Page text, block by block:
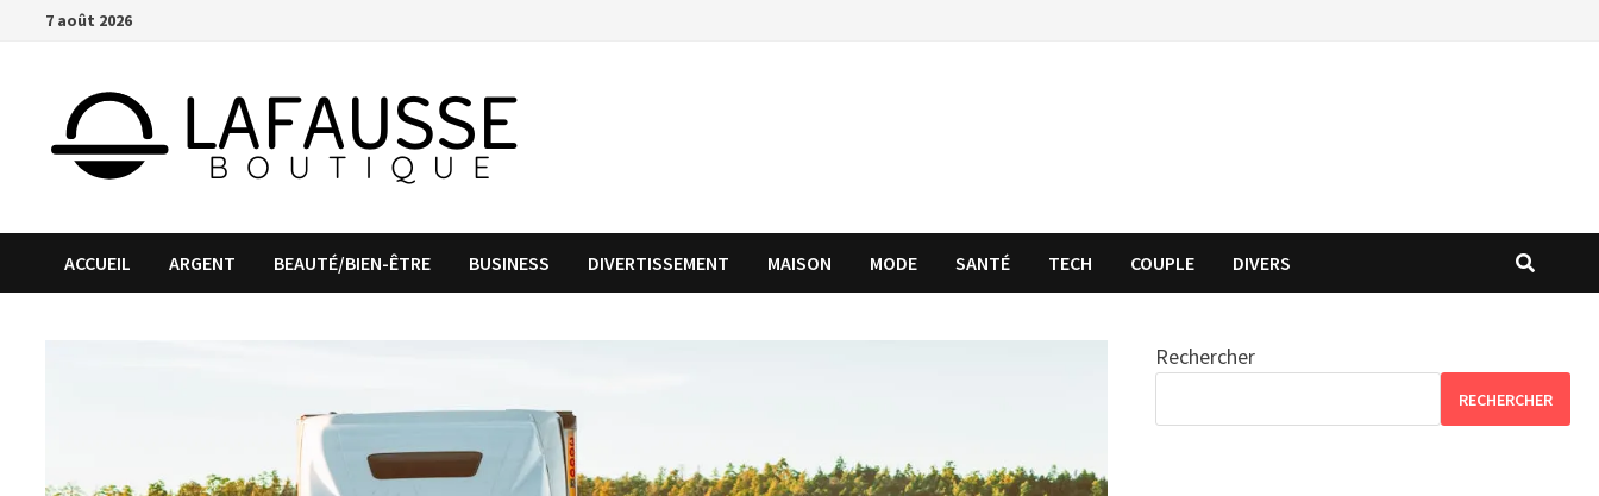
Passer7 août 2026
ACCUEIL ARGENT BEAUTÉ/BIEN-ÊTRE BUSINESS DIVERTISSEMENT MAISON MODE SANTÉ TECH COUPLE DIVERS
Rechercher
RECHERCHER